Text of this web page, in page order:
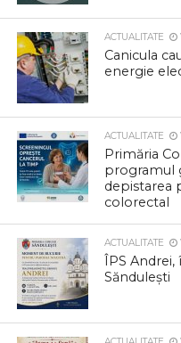
ACTUALITATE
Canicula
energie
ACTUALITATE
Primăria
programul
depistarea
colorectal
ACTUALITATE
ÎPS
Săndulești